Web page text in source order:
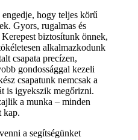
hogy teljes körű
Gyors, rugalmas és
biztosítunk önnek,
alkalmazkodunk
csapata precízen,
gondossággal kezeli
csapatunk nemcsak a
is igyekszik megőrizni.
a munka – minden
kap.
a segítségünket